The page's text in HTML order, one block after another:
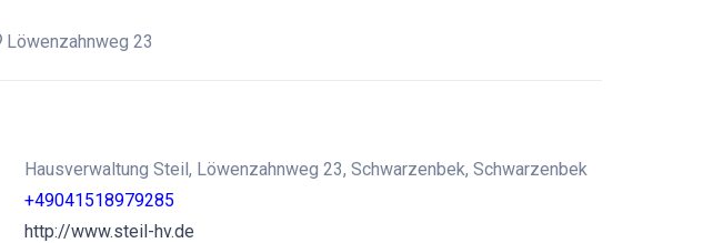
Löwenzahnweg 23
Hausverwaltung Steil, Löwenzahnweg 23, Schwarzenbek, Schwarzenbek
+49041518979285
http://www.steil-hv.de